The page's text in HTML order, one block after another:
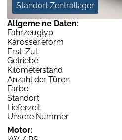
Standort Zentrallager
Allgemeine Daten:
Fahrzeugtyp
Karosserieform
Erst-Zul.
Getriebe
Kilometerstand
Anzahl der Türen
Farbe
Standort
Lieferzeit
Unsere Nummer
Motor: